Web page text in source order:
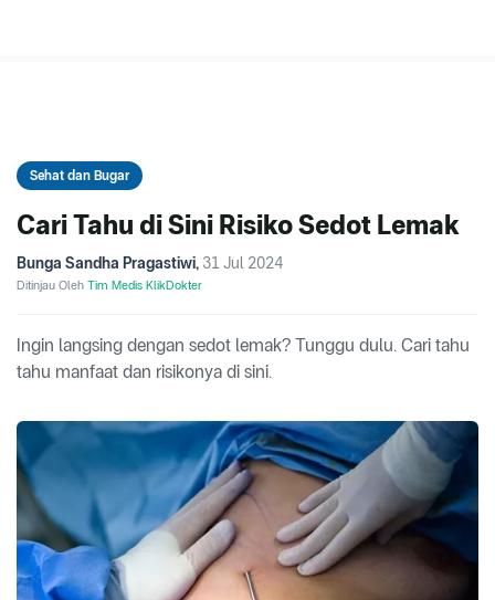
Sehat dan Bugar
Cari Tahu di Sini Risiko Sedot Lemak
Bunga Sandha Pragastiwi, 31 Jul 2024
Ditinjau Oleh Tim Medis KlikDokter
Ingin langsing dengan sedot lemak? Tunggu dulu. Cari tahu
tahu manfaat dan risikonya di sini.